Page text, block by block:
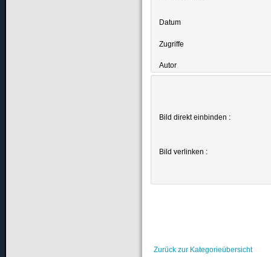
Datum
Zugriffe
Autor
Bild direkt einbinden :
Bild verlinken :
Zurück zur Kategorieübersicht